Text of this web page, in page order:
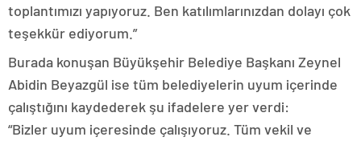
toplantımızı yapıyoruz. Ben katılımlarınızdan dolayı çok
teşekkür ediyorum.”
Burada konuşan Büyükşehir Belediye Başkanı Zeynel
Abidin Beyazgül ise tüm belediyelerin uyum içerinde
çalıştığını kaydederek şu ifadelere yer verdi:
“Bizler uyum içeresinde çalışıyoruz. Tüm vekil ve